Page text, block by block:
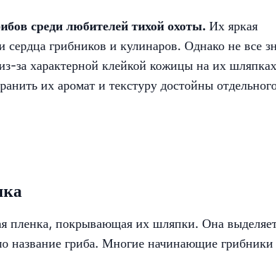
среди любителей тихой охоты. Их яркая
сердца грибников и кулинаров. Однако не все
за характерной клейкой кожицы на их
их аромат и текстуру достойны
пленка, покрывающая их шляпки. Она
название гриба. Многие начинающие грибники